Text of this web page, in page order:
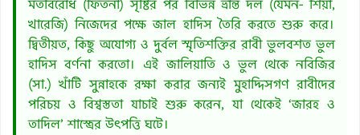
মতবিরোধ (ফিতনা) সৃষ্টির পর বিভিন্ন ভ্রান্ত দল (যেমন- শিয়া,
খারেজি) নিজেদের পক্ষে জাল হাদিস তৈরি করতে শুরু করে।
দ্বিতীয়ত, কিছু অযোগ্য ও দুর্বল স্মৃতিশক্তির রাবী ভুলবশত ভুল
হাদিস বর্ণনা করতো। এই জালিয়াতি ও ভুল থেকে নবিজির
(সা.) খাঁটি সুন্নাহকে রক্ষা করার জন্যই মুহাদ্দিসগণ রাবীদের
পরিচয় ও বিশ্বস্ততা যাচাই শুরু করেন, যা থেকেই ‘জারহ ও
তাদিল’ শাস্ত্রের উৎপত্তি ঘটে।